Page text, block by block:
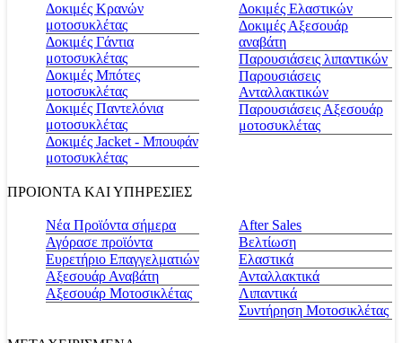
Δοκιμές Κρανών
μοτοσυκλέτας
Δοκιμές Γάντια
μοτοσυκλέτας
Δοκιμές Μπότες
μοτοσυκλέτας
Δοκιμές Παντελόνια
μοτοσυκλέτας
Δοκιμές Jacket - Μπουφάν
μοτοσυκλέτας
Δοκιμές Ελαστικών
Δοκιμές Αξεσουάρ
αναβάτη
Παρουσιάσεις λιπαντικών
Παρουσιάσεις
Ανταλλακτικών
Παρουσιάσεις Αξεσουάρ
μοτοσυκλέτας
ΠΡΟΙΟΝΤΑ ΚΑΙ ΥΠΗΡΕΣΙΕΣ
Νέα Προϊόντα σήμερα
Αγόρασε προϊόντα
Ευρετήριο Επαγγελματιών
Αξεσουάρ Αναβάτη
Αξεσουάρ Μοτοσικλέτας
Αfter Sales
Βελτίωση
Ελαστικά
Ανταλλακτικά
Λιπαντικά
Συντήρηση Μοτοσικλέτας